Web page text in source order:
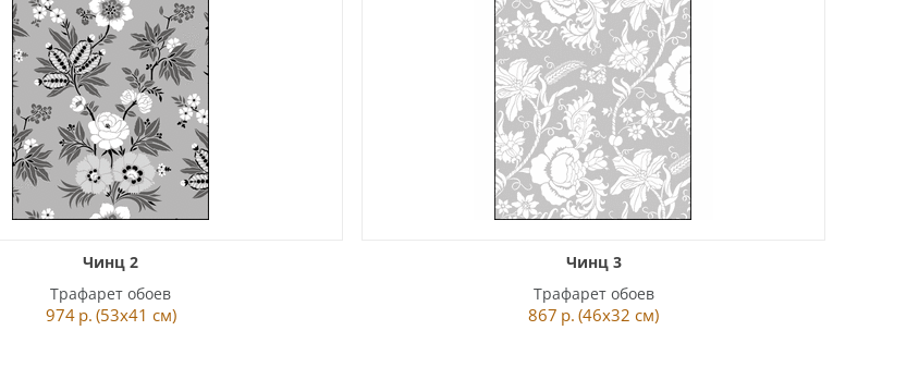
Чинц 2
Трафарет обоев
974 р. (53x41 см)
Чинц 3
Трафарет обоев
867 р. (46x32 см)